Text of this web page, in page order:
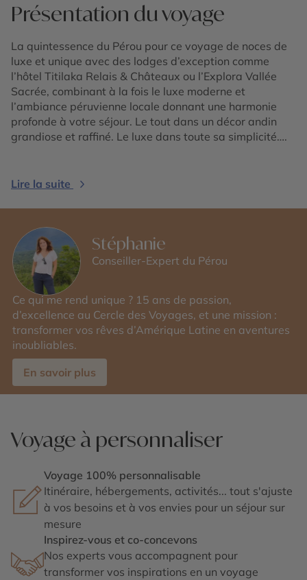
Présentation du voyage
La quintessence du Pérou pour ce voyage de noces de
luxe et unique avec des lodges d’exception comme
l’hôtel Titilaka Relais & Châteaux ou l’Explora Vallée
Sacrée, combinant à la fois le luxe moderne et
l’ambiance péruvienne locale donnant une harmonie
profonde à votre séjour. Le tout dans un décor andin
grandiose et raffiné. Le luxe dans toute sa simplicité….
Lire la suite
Stéphanie
Conseiller-Expert du Pérou
Ce qui me rend unique ? 15 ans de passion,
d’excellence au Cercle des Voyages, et une mission :
transformer vos rêves d’Amérique Latine en aventures
inoubliables.
En savoir plus
Voyage à personnaliser
Voyage 100% personnalisable
Itinéraire, hébergements, activités... tout s'ajuste
à vos besoins et à vos envies pour un séjour sur
mesure
Inspirez-vous et co-concevons
Nos experts vous accompagnent pour
transformer vos inspirations en un voyage